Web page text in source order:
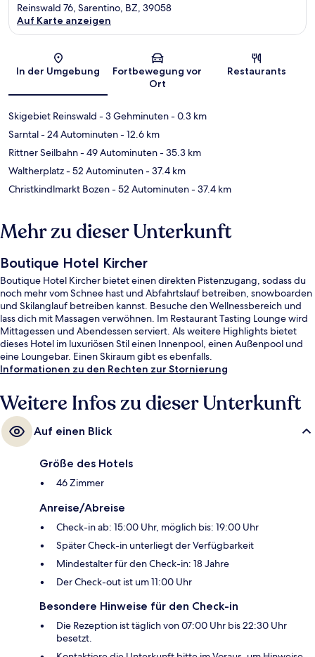
Karte
Reinswald 76, Sarentino, BZ, 39058
Auf Karte anzeigen
In der Umgebung
Fortbewegung vor
Ort
Restaurants
Skigebiet Reinswald - 3 Gehminuten- 0.3 km
Sarntal- 24 Autominuten- 12.6 km
Rittner Seilbahn- 49 Autominuten- 35.3 km
Waltherplatz- 52 Autominuten- 37.4 km
Christkindlmarkt Bozen- 52 Autominuten- 37.4 km
Mehr zu dieser Unterkunft
Boutique Hotel Kircher
Boutique Hotel Kircher bietet einen direkten Pistenzugang, sodass du
noch mehr vom Schnee hast und Abfahrtslauf betreiben, snowboarden
und Skilanglauf betreiben kannst. Besuche den Wellnessbereich und
lass dich mit Massagen verwöhnen. Im Restaurant Tasting Lounge wird
Mittagessen und Abendessen serviert. Als weitere Highlights bietet
dieses Hotel im luxuriösen Stil einen Innenpool, einen Außenpool und
eine Loungebar. Einen Skiraum gibt es ebenfalls.
Informationen zu den Rechten zur Stornierung
Weitere Infos zu dieser Unterkunft
Auf einen Blick
Größe des Hotels
46 Zimmer
Anreise/Abreise
Check-in ab: 15:00 Uhr, möglich bis: 19:00 Uhr
Später Check-in unterliegt der Verfügbarkeit
Mindestalter für den Check-in: 18 Jahre
Der Check-out ist um 11:00 Uhr
Besondere Hinweise für den Check-in
Die Rezeption ist täglich von 07:00 Uhr bis 22:30 Uhr
besetzt.